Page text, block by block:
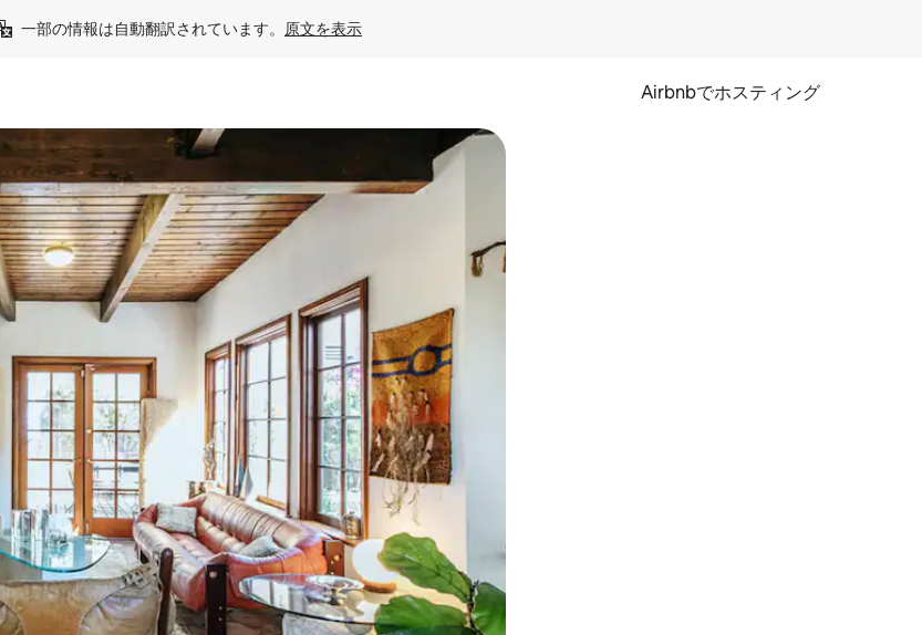
一部の情報は自動翻訳されています。 原文を表示
Airbnbでホスティング
画面をタッチまたはスワイプして検索結果を確認することができます。